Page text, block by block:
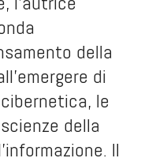
della
di
le
della
Il